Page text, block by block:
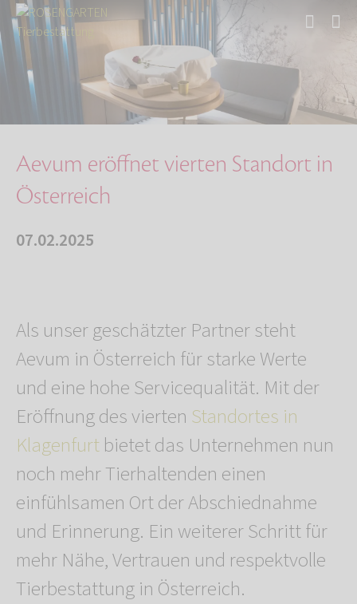
Start Über uns
Aktuelles
Aevum eröffnet vierten Standort in Österreich
Aevum eröffnet vierten Standort in
Österreich
07.02.2025
Als unser geschätzter Partner steht
Aevum in Österreich für starke Werte
und eine hohe Servicequalität. Mit der
Eröffnung des vierten Standortes in
Klagenfurtbietet das Unternehmen nun
noch mehr Tierhaltenden einen
einfühlsamen Ort der Abschiednahme
und Erinnerung. Ein weiterer Schritt für
mehr Nähe, Vertrauen und respektvolle
Tierbestattung in Österreich.